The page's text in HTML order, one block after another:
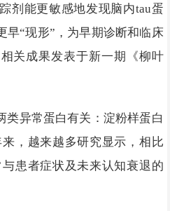
剂能更敏感地发现脑内tau蛋
早“现形”，为早期诊断和临床
关成果发表于新一期《柳叶
类异常蛋白有关：淀粉样蛋白
，越来越多研究显示，相比
患者症状及未来认知衰退的